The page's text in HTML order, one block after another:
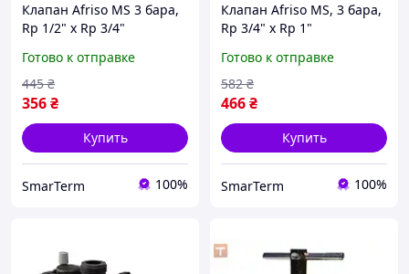
Клапан Afriso MS 3 бара,
Rp 1/2" х Rp 3/4"
отопительных систем
(Афризо 42390)
Готово к отправке
356₴
445 ₴
Купить
SmarTerm 100%
Клапан Afriso MS, 3 бара,
Rp 3/4" х Rp 1"
отопительных систем
(Афризо 42391)
Готово к отправке
466₴
582 ₴
Купить
SmarTerm 100%